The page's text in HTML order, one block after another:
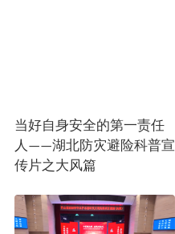
当好自身安全的第一责任
人——湖北防灾避险科普宣
传片之大风篇